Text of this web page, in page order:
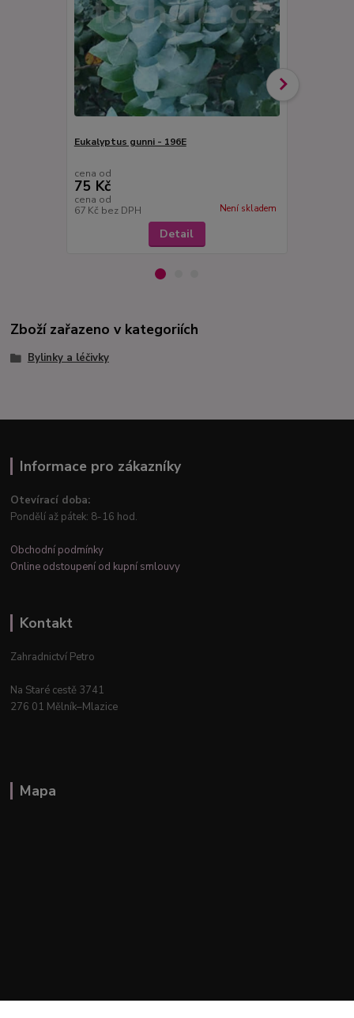
Eukalyptus gunni - 196E
cena od
75 Kč
cena od
67 Kč bez DPH Není skladem
Detail
Zboží zařazeno v kategoriích
Bylinky a léčivky
Informace pro zákazníky
Otevírací doba:
Pondělí až pátek: 8-16 hod.
Obchodní podmínky
Online odstoupení od kupní smlouvy
Kontakt
Zahradnictví Petro
Na Staré cestě 3741
276 01 Mělník–Mlazice
Mapa